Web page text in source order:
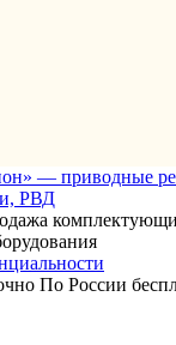
По России